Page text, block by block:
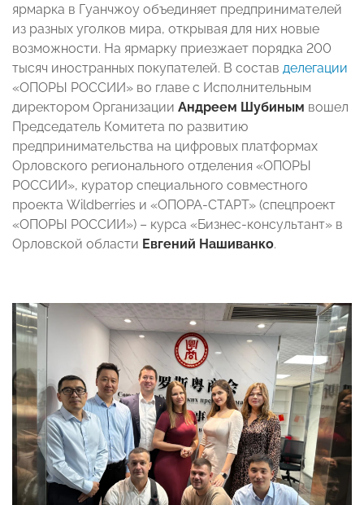
ярмарка в Гуанчжоу объединяет предпринимателей
из разных уголков мира, открывая для них новые
возможности. На ярмарку приезжает порядка 200
тысяч иностранных покупателей. В состав делегации
«ОПОРЫ РОССИИ» во главе с Исполнительным
директором Организации Андреем Шубиным вошел
Председатель Комитета по развитию
предпринимательства на цифровых платформах
Орловского регионального отделения «ОПОРЫ
РОССИИ», куратор специального совместного
проекта Wildberries и «ОПОРА-СТАРТ» (спецпроект
«ОПОРЫ РОССИИ») – курса «Бизнес-консультант» в
Орловской области Евгений Нашиванко.